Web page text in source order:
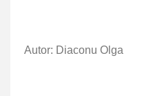
Autor: Diaconu Olga